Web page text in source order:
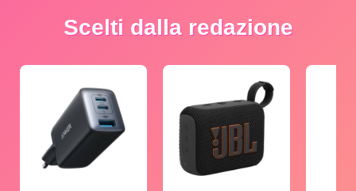
Scelti dalla redazione